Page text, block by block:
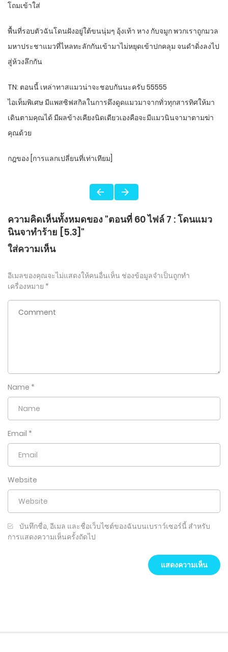
โถมเข้าใส่
พื้นที่รอบตัวฉันโดนฝังอยู่ใต้ขนนุ่มๆ อุ้งเท้า หาง กับจมูก พวกเราถูกมวล
มหาประชาแมวที่ไหลทะลักกันเข้ามาไม่หยุดเข้าปกคลุม จนดำดิ่งลงไป
สู่ห้วงลึกกัน
TN: ตอนนี้ เหล่าทาสแมวน่าจะชอบกันนะครับ 55555
ไอเท็มพิเศษ มีแพสซิฟสกิลในการดึงดูดแมวมาจากทั่วทุกสารทิศให้มา
เดินตามคุณได้ มีผลข้างเคียงนิดเดียวเองคือจะมีแมวนินจามาตามฆ่า
คุณด้วย
กฎของ [การแลกเปลี่ยนที่เท่าเทียม]
ความคิดเห็นทั้งหมดของ "ตอนที่ 60 ไฟล์ 7 : โดนแมว
นินจาทำร้าย [5.3]"
ใส่ความเห็น
อีเมลของคุณจะไม่แสดงให้คนอื่นเห็น ช่องข้อมูลจำเป็นถูกทำ
เครื่องหมาย *
Name *
Email *
Website
บันทึกชื่อ, อีเมล และชื่อเว็บไซต์ของฉันบนเบราว์เซอร์นี้ สำหรับ
การแสดงความเห็นครั้งถัดไป